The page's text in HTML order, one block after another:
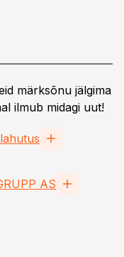
märksõnu jälgima
ilmub midagi uut!
AS